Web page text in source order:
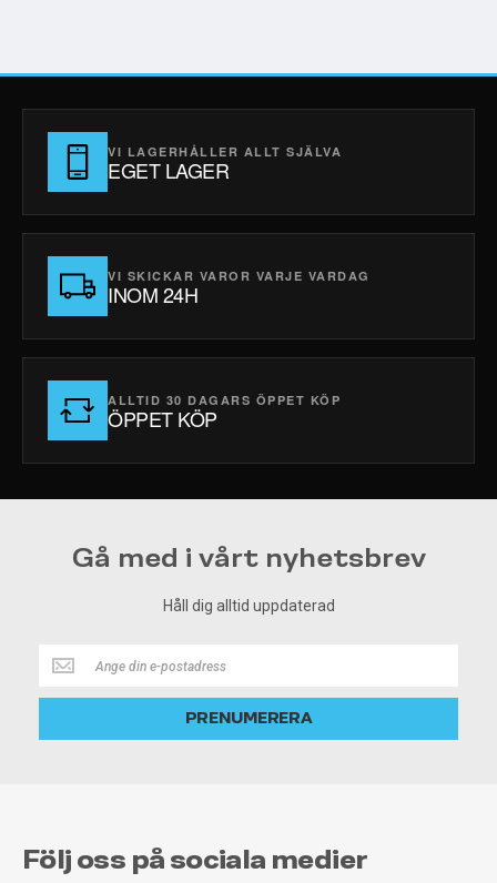
VI LAGERHÅLLER ALLT SJÄLVA
EGET LAGER
VI SKICKAR VAROR VARJE VARDAG
INOM 24H
ALLTID 30 DAGARS ÖPPET KÖP
ÖPPET KÖP
Gå med i vårt nyhetsbrev
Håll dig alltid uppdaterad
Håll
dig
alltid
PRENUMERERA
Följ oss på sociala medier